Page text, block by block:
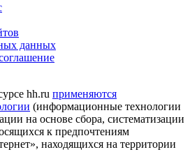
данных
hh.ru применяются
(информационные технологии
на основе сбора, систематизации
к предпочтениям
находящихся на территории